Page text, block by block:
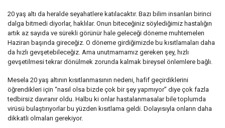
20 yaş altı da heralde seyahatlere katılacaktır. Bazı bilim insanları birinci
dalga bitmedi diyorlar, haklılar. Onun biteceğiniz söylediğimiz hastalığın
artık az sayıda ve sürekli görünür hale geleceği döneme muhtemelen
Haziran başında gireceğiz. O döneme girdiğimizde bu kısıtlamaları daha
da hızlı gevşetebileceğiz. Ama unutmamamız gereken şey, hızlı
gevşetilmesi tekrar dönülmek zorunda kalmak bireysel önlemlere bağlı.
Mesela 20 yaş altının kısıtlanmasının nedeni, hafif geçirdiklerini
öğrendikleri için “nasıl olsa bizde çok bir şey yapmıyor” diye çok fazla
tedbirsiz davranır oldu. Halbu ki onlar hastalanmasalar bile toplumda
virüsü bulaştırıyorlar bu yüzden kısıtlama geldi. Dolayısıyla onların daha
dikkatli olmaları gerekiyor.